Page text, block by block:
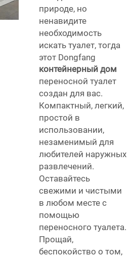
природе, но
ненавидите
необходимость
искать туалет, тогда
этот Dongfang
контейнерный дом
переносной туалет
создан для вас.
Компактный, легкий,
простой в
использовании,
незаменимый для
любителей наружных
развлечений.
Оставайтесь
свежими и чистыми
в любом месте с
помощью
переносного туалета.
Прощай,
беспокойство о том,